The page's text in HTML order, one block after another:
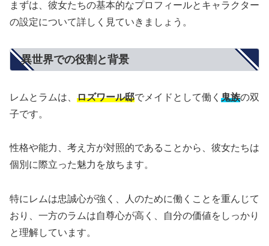
まずは、彼女たちの基本的なプロフィールとキャラクター
の設定について詳しく見ていきましょう。
異世界での役割と背景
レムとラムは、 ロズワール邸でメイドとして働く 鬼族の双
子です。
性格や能力、考え方が対照的であることから、彼女たちは
個別に際立った魅力を放ちます。
特にレムは忠誠心が強く、人のために働くことを重んじて
おり、一方のラムは自尊心が高く、自分の価値をしっかり
と理解しています。